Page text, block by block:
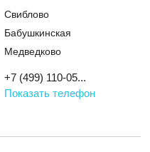
Свиблово
Бабушкинская
Медведково
+7 (499) 110-05...
Показать телефон